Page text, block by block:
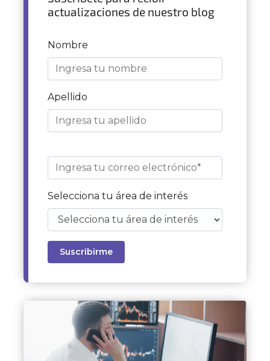
actualizaciones de nuestro blog
Nombre
Apellido
Selecciona tu área de interés